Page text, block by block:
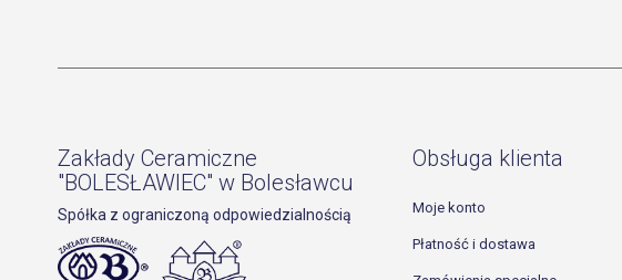
Zakłady Ceramiczne
"BOLESŁAWIEC" w Bolesławcu
Spółka z ograniczoną odpowiedzialnością
Obsługa klienta
Moje konto
Płatność i dostawa